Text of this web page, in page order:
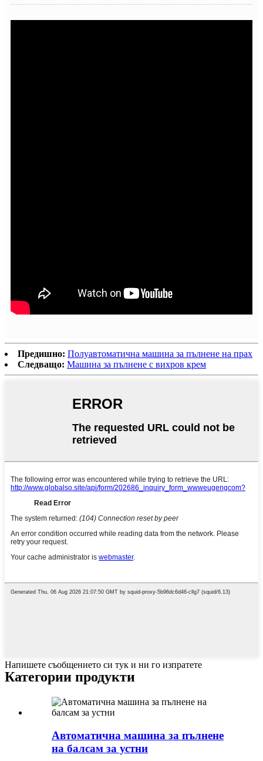
Предишно: Полуавтоматична машина за пълнене на прах
Следващо: Машина за пълнене с вихров крем
Напишете съобщението си тук и ни го изпратете
Категории продукти
Автоматична машина за пълнене
на балсам за устни